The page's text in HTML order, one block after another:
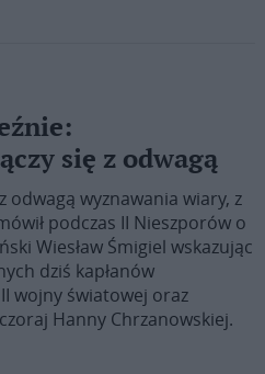
się z odwagą
odwagą wyznawania wiary, z
podczas II Nieszporów o
Wiesław Śmigiel wskazując
dziś kapłanów
wojny światowej oraz
Hanny Chrzanowskiej.